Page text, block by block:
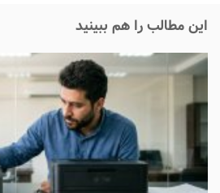
این مطالب را هم ببینید